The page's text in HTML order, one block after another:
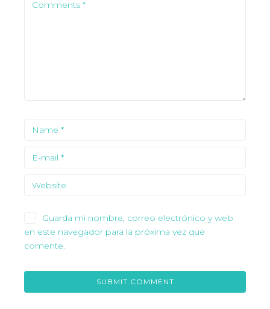
Guarda mi nombre, correo electrónico y web
en este navegador para la próxima vez que
comente.